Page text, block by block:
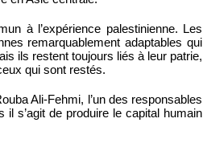
à l’expérience palestinienne. Les
remarquablement adaptables qui
ils restent toujours liés à leur patrie,
qui sont restés.
Ali-Fehmi, l’un des responsables
il s’agit de produire le capital humain